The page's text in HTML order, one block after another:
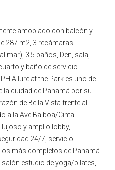
amoblado con balcón y
287 m2, 3 recámaras
mar), 3.5 baños, Den, sala,
y baño de servicio.
Allure at the Park es uno de
ciudad de Panamá por su
de Bella Vista frente al
a la Ave Balboa/Cinta
y amplio lobby,
24/7, servicio
más completos de Panamá
estudio de yoga/pilates,